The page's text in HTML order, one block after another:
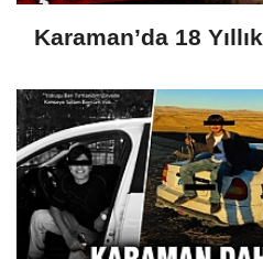
Karaman’da 18